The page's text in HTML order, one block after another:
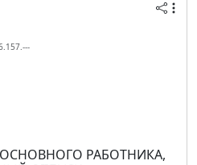
ОСНОВНОГО РАБОТНИКА,